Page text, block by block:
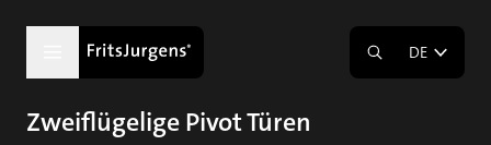
DE
Zweiflügelige Pivot Türen